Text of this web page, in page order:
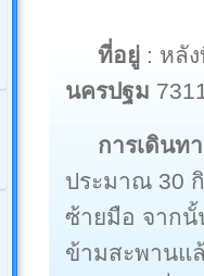
ที่อยู่ : หลั
นครปฐม
การเดินท
ประมาณ 30
ซ้ายมือ จากนั้
ข้ามสะพานแ